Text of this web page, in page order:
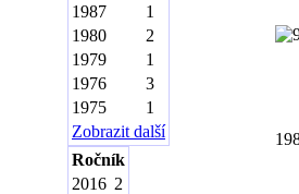
1987
1
1980
2
1979
1
1976
3
1975
1
Zobrazit další
Ročník
2016 2